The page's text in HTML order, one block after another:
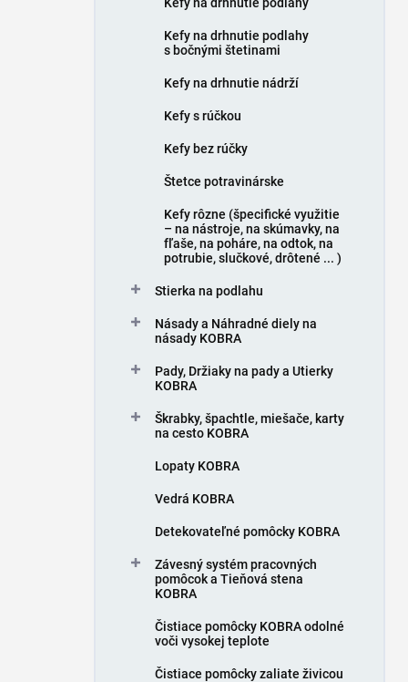
Kefy na drhnutie podlahy
s bočnými štetinami
Kefy na drhnutie nádrží
Kefy s rúčkou
Kefy bez rúčky
Štetce potravinárske
Kefy rôzne (špecifické využitie
– na nástroje, na skúmavky, na
fľaše, na poháre, na odtok, na
potrubie, slučkové, drôtené ... )
Stierka na podlahu
Násady a Náhradné diely na
násady KOBRA
Pady, Držiaky na pady a Utierky
KOBRA
Škrabky, špachtle, miešače, karty
na cesto KOBRA
Lopaty KOBRA
Vedrá KOBRA
Detekovateľné pomôcky KOBRA
Závesný systém pracovných
pomôcok a Tieňová stena
KOBRA
Čistiace pomôcky KOBRA odolné
voči vysokej teplote
Čistiace pomôcky zaliate živicou